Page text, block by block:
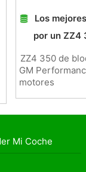
Los
por un ZZ4
ZZ4 350 de
GM
motores
Mi Coche